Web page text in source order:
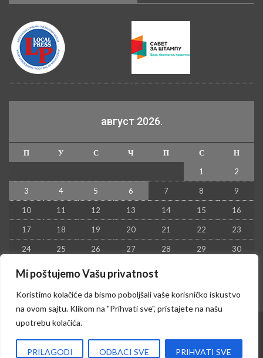
Mi poštujemo Vašu privatnost
Koristimo kolačiće da bismo poboljšali vaše korisničko iskustvo
na ovom sajtu. Klikom na "Prihvati sve", pristajete na našu
upotrebu kolačića.
PRILAGODI ODBACI SVE PRIHVATI SVE
август 2026.
П У С Ч П С
Н
1
2
3 4 5 6 7 8 9
10 11 12 13 14 15 16
17 18 19 20 21 22 23
24 25 26 27 28 29 30
31
Izrada sajta i hosting:Hosting-Srbija